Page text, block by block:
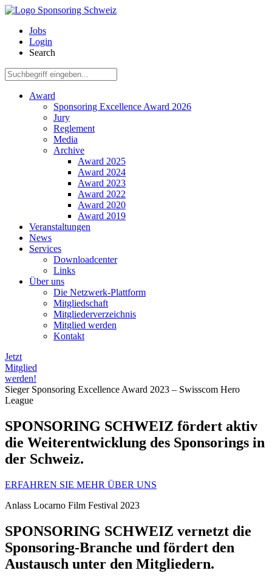
Menu
Jobs
Login
Search
Suche:
Award
Sponsoring Excellence Award 2026
Jury
Reglement
Media
Archive
Award 2025
Award 2024
Award 2023
Award 2022
Award 2020
Award 2019
Veranstaltungen
News
Services
Downloadcenter
Links
Über uns
Die Netzwerk-Plattform
Mitgliedschaft
Mitgliederverzeichnis
Mitglied werden
Kontakt
Jetzt
Mitglied
werden!
Sieger Sponsoring Excellence Award 2023 – Swisscom Hero
League
SPONSORING SCHWEIZ fördert aktiv
die Weiterentwicklung des Sponsorings in
der Schweiz.
ERFAHREN SIE MEHR ÜBER UNS
Anlass Locarno Film Festival 2023
SPONSORING SCHWEIZ vernetzt die
Sponsoring-Branche und fördert den
Austausch unter den Mitgliedern.